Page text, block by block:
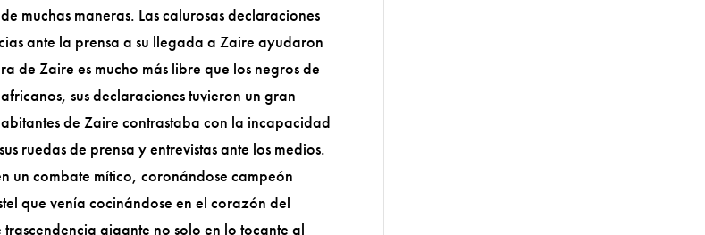
muchas maneras. Las calurosas declaraciones
ante la prensa a su llegada a Zaire ayudaron
de Zaire es mucho más libre que los negros de
sus declaraciones tuvieron un gran
de Zaire contrastaba con la incapacidad
ruedas de prensa y entrevistas ante los medios.
un combate mítico, coronándose campeón
que venía cocinándose en el corazón del
gigante no solo en lo tocante al